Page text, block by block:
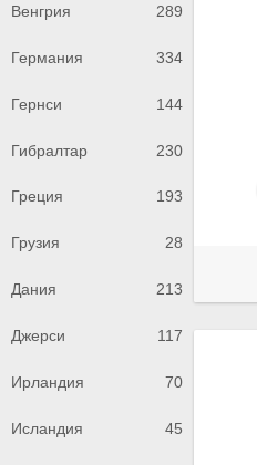
Венгрия 289
Германия 334
Гернси 144
Гибралтар 230
Греция 193
Грузия 28
Дания 213
Джерси 117
Ирландия 70
Исландия 45